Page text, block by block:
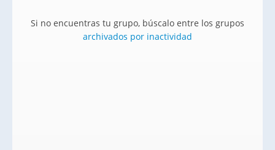
Si no encuentras tu grupo, búscalo entre los grupos
archivados por inactividad